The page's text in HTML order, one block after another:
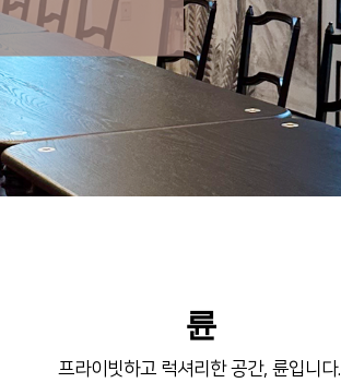
륜
프라이빗하고 럭셔리한 공간, 륜입니다.